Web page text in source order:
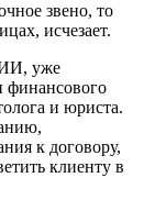
звено, то
исчезает.
ИИ, уже
финансового
и юриста.
к договору,
клиенту в